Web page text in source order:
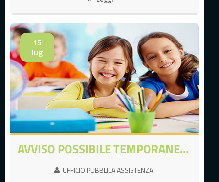
15
lug
AVVISO POSSIBILE TEMPORANEA INDISPONIBILITA' UTILIZZO PORTALE
UFFICIO PUBBLICA ASSISTENZA